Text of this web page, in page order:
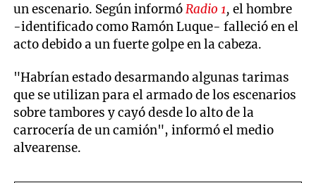
un escenario. Según informóRadio 1,el hombre
-identificado como Ramón Luque- falleció en el
acto debido a un fuerte golpe en la cabeza.
"Habrían estado desarmando algunas tarimas
que se utilizan para el armado de los escenarios
sobre tambores y cayó desde lo alto de la
carrocería de un camión", informó el medio
alvearense.